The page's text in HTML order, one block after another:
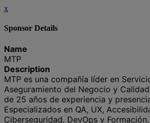
x
Sponsor Details
Name
MTP
Description
MTP es una compañía líder en
Aseguramiento del Negocio y
de 25 años de experiencia y
Especializados en QA, UX,
Ciberseguridad, DevOps y